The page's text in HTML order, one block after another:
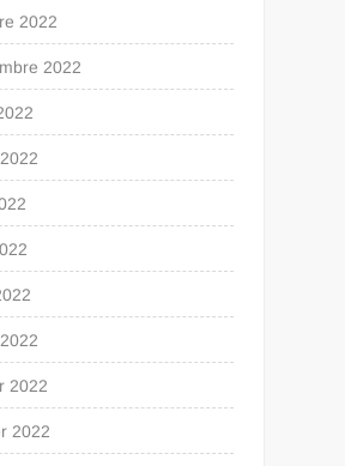
2022
2022
2022
2022